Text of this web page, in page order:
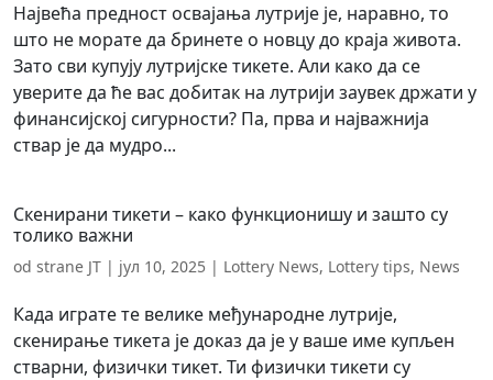
Највећа предност освајања лутрије је, наравно, то
што не морате да бринете о новцу до краја живота.
Зато сви купују лутријске тикете. Али како да се
уверите да ће вас добитак на лутрији заувек држати у
финансијској сигурности? Па, прва и најважнија
ствар је да мудро...
Скенирани тикети – како функционишу и зашто су
толико важни
od strane JT | јул 10, 2025 | Lottery News, Lottery tips, News
Када играте те велике међународне лутрије,
скенирање тикета је доказ да је у ваше име купљен
стварни, физички тикет. Ти физички тикети су